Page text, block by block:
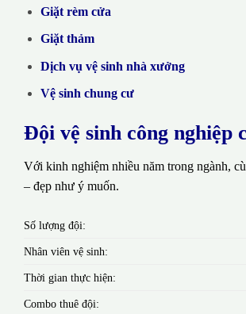
Giặt rèm cửa
Giặt thảm
Dịch vụ vệ sinh nhà xưởng
Vệ sinh chung cư
Đội vệ sinh công nghiệp
Với kinh nghiệm nhiều năm trong ngành,
– đẹp như ý muốn.
Số lượng đội:
Nhân viên vệ sinh:
Thời gian thực hiện:
Combo thuê đội: